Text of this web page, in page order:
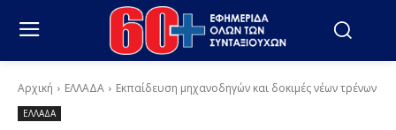
Αρχική ΕΛΛΑΔΑ Εκπαίδευση μηχανοδηγών και δοκιμές νέων τρένων
ΕΛΛΑΔΑ